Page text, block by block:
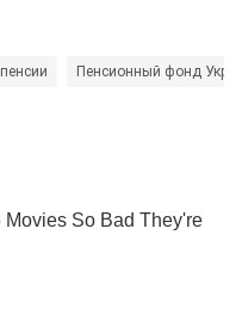
пенсии Пенсионный фонд